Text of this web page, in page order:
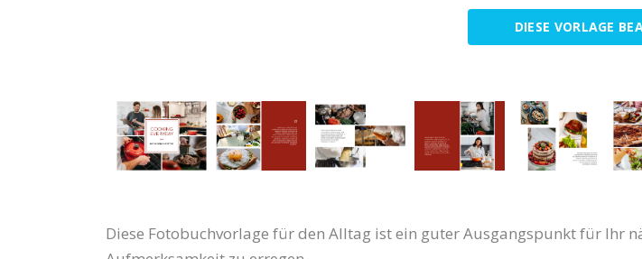
DIESE VORLAGE
Diese Fotobuchvorlage für den Alltag ist ein guter Ausgangspunkt für Ihr